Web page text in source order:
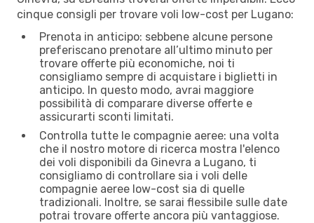
cinque consigli per trovare voli low-cost per Lugano:
Prenota in anticipo: sebbene alcune persone
preferiscano prenotare all’ultimo minuto per
trovare offerte più economiche, noi ti
consigliamo sempre di acquistare i biglietti in
anticipo. In questo modo, avrai maggiore
possibilità di comparare diverse offerte e
assicurarti sconti limitati.
Controlla tutte le compagnie aeree: una volta
che il nostro motore di ricerca mostra l'elenco
dei voli disponibili da Ginevra a Lugano, ti
consigliamo di controllare sia i voli delle
compagnie aeree low-cost sia di quelle
tradizionali. Inoltre, se sarai flessibile sulle date
potrai trovare offerte ancora più vantaggiose.